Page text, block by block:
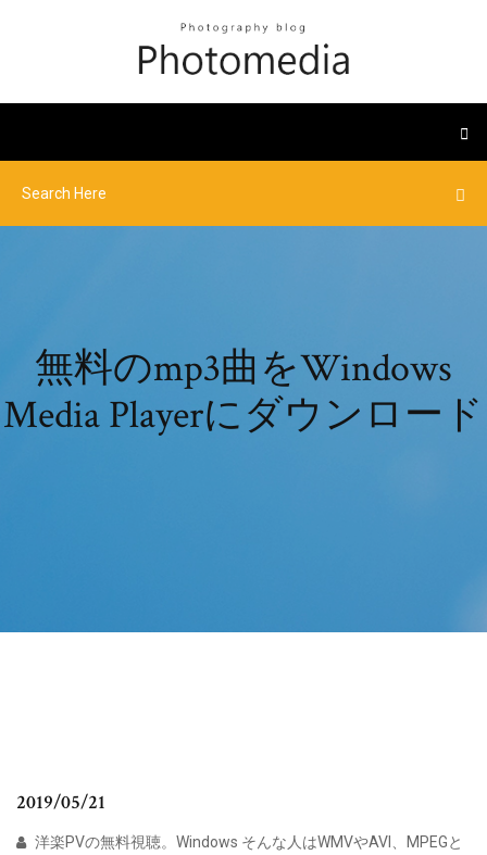
無料のmp3曲をWindows
Media Playerにダウンロード
2019/05/21
洋楽PVの無料視聴。Windows そんな人はWMVやAVI、MPEGと